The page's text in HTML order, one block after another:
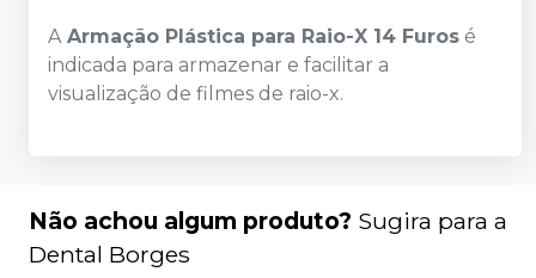
AArmação Plástica para Raio-X 14 Furos é
indicada para armazenar e facilitar a
visualização de filmes de raio-x.
Não achou algum produto? Sugira para a
Dental Borges